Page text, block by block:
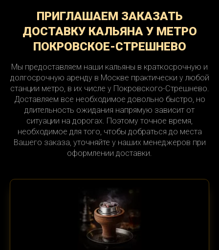
ПРИГЛАШАЕМ ЗАКАЗАТЬ
ДОСТАВКУ КАЛЬЯНА У МЕТРО
ПОКРОВСКОЕ-СТРЕШНЕВО
Мы предоставляем наши кальяны в краткосрочную и
долгосрочную аренду в Москве практически у любой
станции метро, в их числе у Покровского-Стрешнево.
Доставляем все необходимое довольно быстро, но
длительность ожидания напрямую зависит от
ситуации на дорогах. Поэтому точное время,
необходимое для того, чтобы добраться до места
Вашего заказа, уточняйте у наших менеджеров при
оформлении доставки.